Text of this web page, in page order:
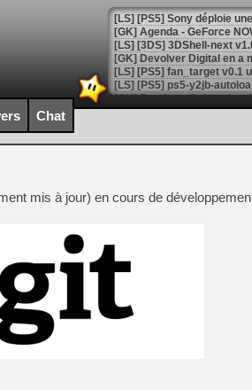
[GK] Agenda - GeForce
[GK] Devolver Digital en a
[LS] [PS5] ps5-y2jb-
[GK] Pourquoi Marvel
[GK] Test : Restory : Chill
[GK] GTA 6 : Rockstar
[GK] Hot Wheels Infinite
[GK] Mémoire cash -
[GK] Résultats Nintendo :
[GK] Déjà des
[Mo5] Brickboy cherche à
[GK] Minecraft et ses «
[GK] Beast of
[GK] Ubisoft : fin de partie
[GK] Mémoire cash -
[GK] Dan Houser (GTA)
[GK] Comment EA Sports
[GK] Crimson Moon : un
[GK] Isle of Reveries : le
[GK] Moonlighter 2 : The
[GK] Capcom relance
Chat
mis à jour) en cours de